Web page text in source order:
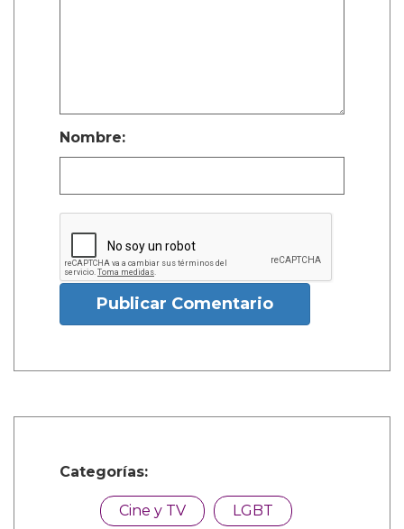
Nombre:
Publicar Comentario
Categorías:
Cine y TV LGBT